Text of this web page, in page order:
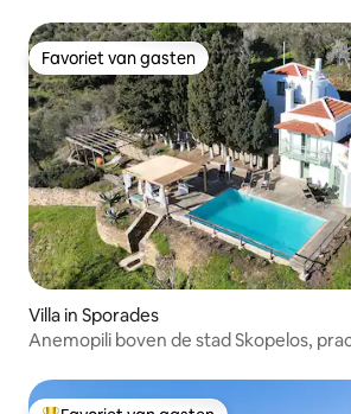
Favoriet van gasten
Favoriet van gasten
Villa in Sporades
Anemopili boven de stad Skopelos,